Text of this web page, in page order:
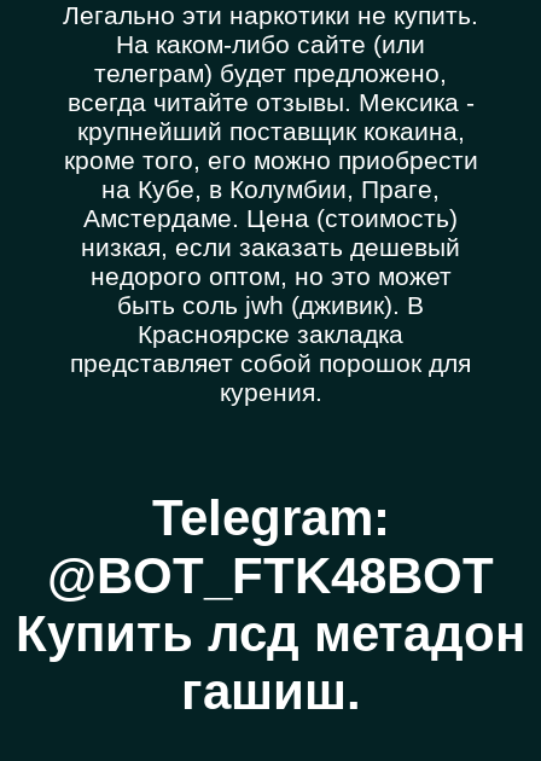
Легально эти наркотики не купить.
На каком-либо сайте (или
телеграм) будет предложено,
всегда читайте отзывы. Мексика -
крупнейший поставщик кокаина,
кроме того, его можно приобрести
на Кубе, в Колумбии, Праге,
Амстердаме. Цена (стоимость)
низкая, если заказать дешевый
недорого оптом, но это может
быть соль jwh (дживик). В
Красноярске закладка
представляет собой порошок для
курения.
Telegram:
@BOT_FTK48BOT
Купить лсд метадон
гашиш.